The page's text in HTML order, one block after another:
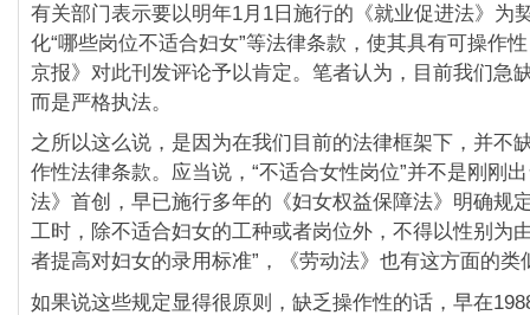
有关部门表示要以明年1月1日施行的《就业促进法》为
化“哪些岗位不适合妇女”等法律条款，使其具有可操作
京报》对此刊发评论予以肯定。笔者认为，目前我们急
而是严格执法。
之所以这么说，是因为在我们目前的法律框架下，并不
作性法律条款。应当说，“不适合女性岗位”并不是刚刚
法》首创，早已施行多年的《妇女权益保障法》明确规
工时，除不适合妇女的工种或者岗位外，不得以性别为
者提高对妇女的录用标准”，《劳动法》也有这方面的类
如果说这些规定显得很原则，缺乏操作性的话，早在